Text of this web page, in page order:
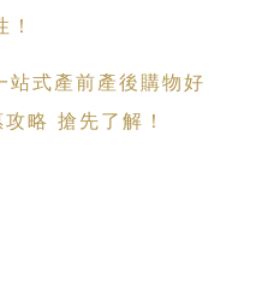
式產前產後購物好
略 搶先了解！